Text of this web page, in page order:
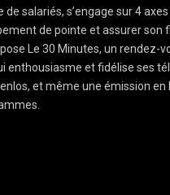
de salariés, s’engage sur 4
de pointe et assurer son
Le 30 Minutes, un rendez-
enthousiasme et fidélise ses
et même une émission